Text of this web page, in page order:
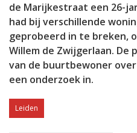
de Marijkestraat een 26-
had bij verschillende
geprobeerd in te breken,
Willem de Zwijgerlaan. De
van de buurtbewoner
een onderzoek in.
Leiden